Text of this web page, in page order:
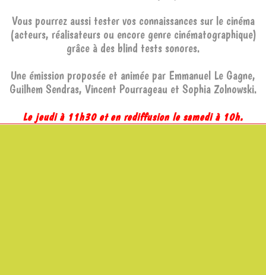
Vous pourrez aussi tester vos connaissances sur le cinéma
(acteurs, réalisateurs ou encore genre cinématographique)
grâce à des blind tests sonores.
Une émission proposée et animée par Emmanuel Le Gagne,
Guilhem Sendras, Vincent Pourrageau et Sophia Zolnowski.
Le jeudi à 11h30 et en rediffusion le samedi à 10h.